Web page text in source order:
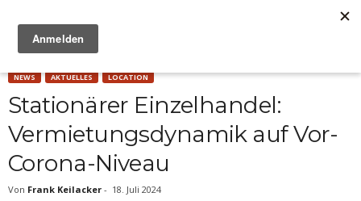
NEWS AKTUELLES LOCATION
Stationärer Einzelhandel:
Vermietungsdynamik auf Vor-
Corona-Niveau
Von Frank Keilacker - 18. Juli 2024